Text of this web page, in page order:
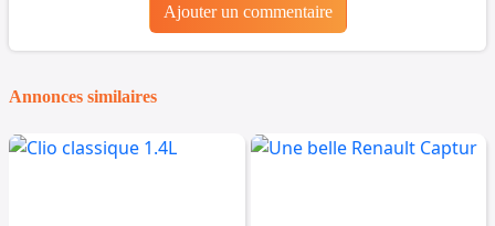
Ajouter un commentaire
Annonces similaires